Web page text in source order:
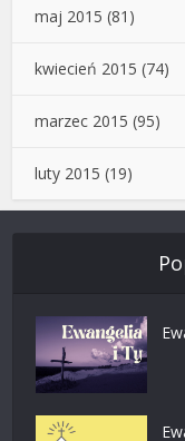
maj 2015 (81)
kwiecień 2015 (74)
marzec 2015 (95)
luty 2015 (19)